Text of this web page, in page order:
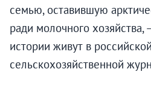
семью, оставившую
ради молочного хозяйства,
истории живут в российской
сельскохозяйственной